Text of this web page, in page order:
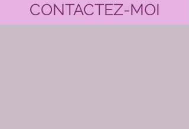
CONTACTEZ-MOI